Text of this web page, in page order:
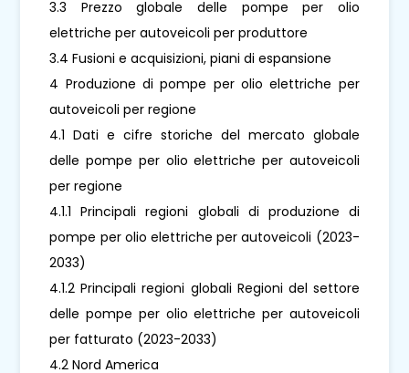
3.3 Prezzo globale delle pompe per olio
elettriche per autoveicoli per produttore
3.4 Fusioni e acquisizioni, piani di espansione
4 Produzione di pompe per olio elettriche per
autoveicoli per regione
4.1 Dati e cifre storiche del mercato globale
delle pompe per olio elettriche per autoveicoli
per regione
4.1.1 Principali regioni globali di produzione di
pompe per olio elettriche per autoveicoli (2023-
2033)
4.1.2 Principali regioni globali Regioni del settore
delle pompe per olio elettriche per autoveicoli
per fatturato (2023-2033)
4.2 Nord America